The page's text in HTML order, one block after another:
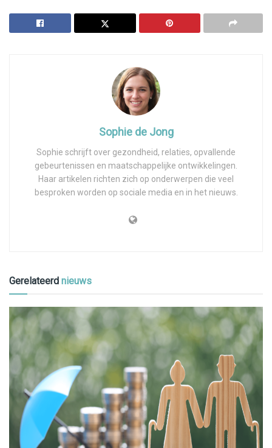
Sophie de Jong
Sophie schrijft over gezondheid, relaties, opvallende
gebeurtenissen en maatschappelijke ontwikkelingen.
Haar artikelen richten zich op onderwerpen die veel
besproken worden op sociale media en in het nieuws.
Gerelateerd nieuws